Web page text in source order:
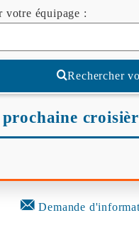
votre équipage :
Rechercher
Demande